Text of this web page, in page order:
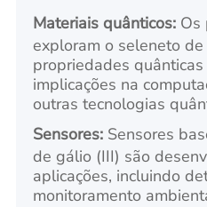
Materiais quânticos: Os
exploram o seleneto
propriedades
implicações na
outras tecnologias
Sensores: Sensores
de gálio (III) são
aplicações, incluindo
monitoramento